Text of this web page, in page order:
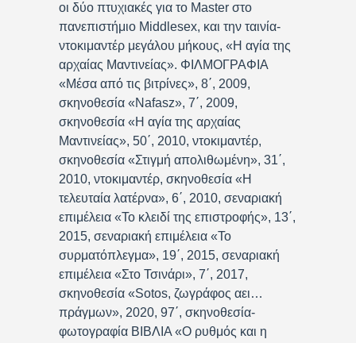
οι δύο πτυχιακές για το Master στο
πανεπιστήμιο Middlesex, και την ταινία-
ντοκιμαντέρ μεγάλου μήκους, «Η αγία της
αρχαίας Μαντινείας». ΦΙΛΜΟΓΡΑΦΙΑ
«Μέσα από τις βιτρίνες», 8΄, 2009,
σκηνοθεσία «Nafasz», 7΄, 2009,
σκηνοθεσία «Η αγία της αρχαίας
Μαντινείας», 50΄, 2010, ντοκιμαντέρ,
σκηνοθεσία «Στιγμή απολιθωμένη», 31΄,
2010, ντοκιμαντέρ, σκηνοθεσία «Η
τελευταία λατέρνα», 6΄, 2010, σεναριακή
επιμέλεια «Το κλειδί της επιστροφής», 13΄,
2015, σεναριακή επιμέλεια «Το
συρματόπλεγμα», 19΄, 2015, σεναριακή
επιμέλεια «Στο Τσινάρι», 7΄, 2017,
σκηνοθεσία «Sotos, ζωγράφος αει…
πράγμων», 2020, 97΄, σκηνοθεσία-
φωτογραφία ΒΙΒΛΙΑ «Ο ρυθμός και η